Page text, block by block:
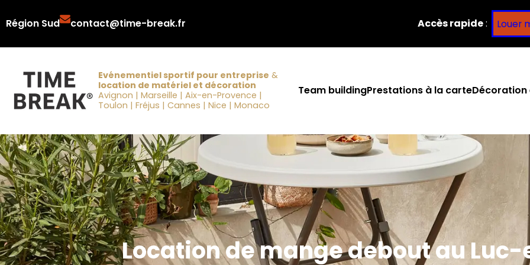
au
contenu
Région Sud contact@time-break.fr Accès rapide: Louer
Evénementiel sportif pour entreprise &
location de matériel et décoration
Avignon | Marseille | Aix-en-Provence |
Toulon | Fréjus | Cannes | Nice | Monaco
Team buildingPrestations à la carteDécoration
Location de mange debout au